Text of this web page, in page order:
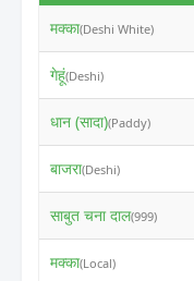
मक्का(Deshi White)
गेहूं(Deshi)
धान (सादा)(Paddy)
बाजरा(Deshi)
साबुत चना दाल(999)
मक्का(Local)